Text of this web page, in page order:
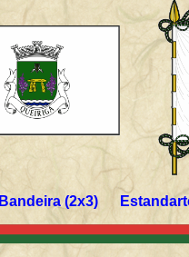
Bandeira (2x3)